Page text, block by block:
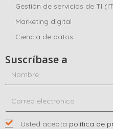
Gestión de servicios de TI
Marketing digital
Ciencia de datos
Suscríbase a
Usted acepta política de